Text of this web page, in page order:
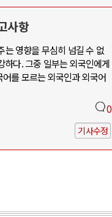
사항
는 영향을 무심히 넘길 수 없
하다. 그중 일부는 외국인에게
를 모르는 외국인과 외국어
0
기사수정